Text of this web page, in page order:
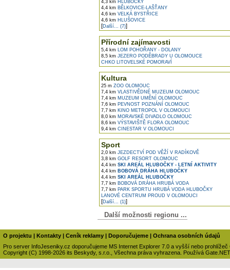
4,3 km HLUBOČKY
4,4 km BĚLKOVICE-LAŠŤANY
4,6 km VELKÁ BYSTŘICE
4,6 km HLUŠOVICE
[Další... (7)]
Přírodní zajímavosti
5,4 km LOM POHOŘANY - DOLANY
8,5 km JEZERO PODĚBRADY U OLOMOUCE
CHKO LITOVELSKÉ POMORAVÍ
Kultura
25 m ZOO OLOMOUC
7,4 km VLASTIVĚDNÉ MUZEUM OLOMOUC
7,4 km MUZEUM UMĚNÍ OLOMOUC
7,6 km PEVNOST POZNÁNÍ OLOMOUC
7,7 km KINO METROPOL V OLOMOUCI
8,0 km MORAVSKÉ DIVADLO OLOMOUC
8,6 km VÝSTAVIŠTĚ FLORA OLOMOUC
9,4 km CINESTAR V OLOMOUCI
Sport
2,0 km JEZDECTVÍ POD VĚŽÍ V RADÍKOVĚ
3,8 km GOLF RESORT OLOMOUC
4,4 km SKI AREÁL HLUBOČKY - LETNÍ AKTIVITY
4,4 km BOBOVÁ DRÁHA HLUBOČKY
4,4 km SKI AREÁL HLUBOČKY
7,7 km BOBOVÁ DRÁHA HRUBÁ VODA
7,7 km PARK SPORTU HRUBÁ VODA HLUBOČKY
LANOVÉ CENTRUM PROUD V OLOMOUCI
[Další... (1)]
Další možnosti regionu ...
O projektu | Kontakty | Ceník reklamy | Doporučujeme | Ochrana osobních údajů
Pro server InfoJeseniky.cz doporučujeme MS Internet Explorer 7.0 a vyšší nebo prohlížeč
Copyright (C) 1998-2026 its Beskydy, s.r.o., Všechna práva vyhrazena. Používá